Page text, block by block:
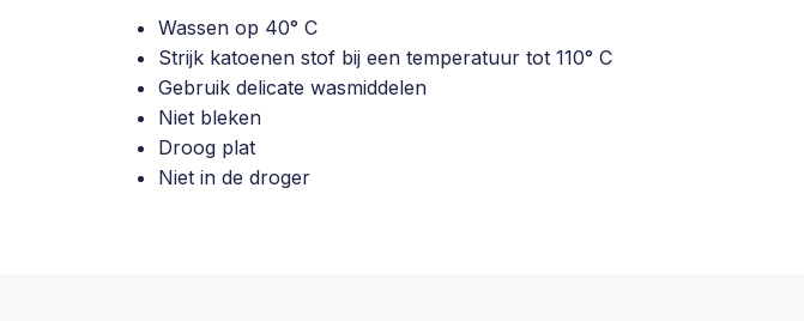
Wassen op 40° C
Strijk katoenen stof bij een temperatuur tot 110° C
Gebruik delicate wasmiddelen
Niet bleken
Droog plat
Niet in de droger